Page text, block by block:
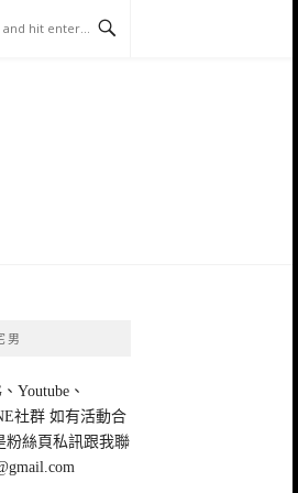
男
Youtube、
社群 如有活動合
粉絲頁私訊跟我聯